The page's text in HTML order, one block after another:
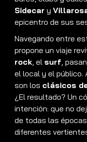
Sidecar y
epicentro de sus
Navegando entre
propone un viaje
rock, el surf,
el local y el público.
son los clásicos
¿El resultado? Un
intención: que no
de todas las
diferentes